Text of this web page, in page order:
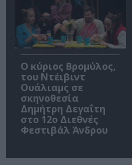
O κύριος Βρομύλος,
του Ντέιβιντ
Ουάλιαμς σε
σκηνοθεσία
Δημήτρη Δεγαΐτη
στο 12ο Διεθνές
Φεστιβάλ Άνδρου